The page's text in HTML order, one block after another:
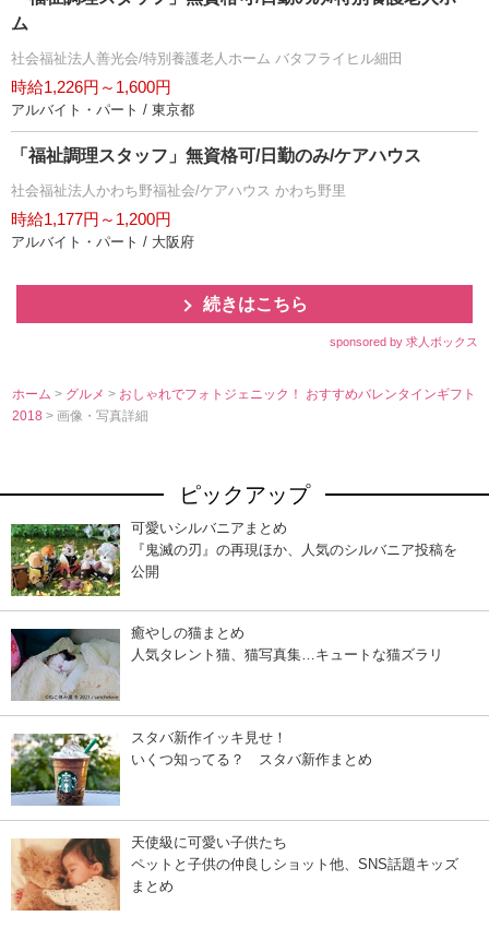
ム
社会福祉法人善光会/特別養護老人ホーム バタフライヒル細田
時給1,226円～1,600円
アルバイト・パート / 東京都
「福祉調理スタッフ」無資格可/日勤のみ/ケアハウス
社会福祉法人かわち野福祉会/ケアハウス かわち野里
時給1,177円～1,200円
アルバイト・パート / 大阪府
続きはこちら
sponsored by 求人ボックス
ホーム > グルメ> おしゃれでフォトジェニック！ おすすめバレンタインギフト
2018> 画像・写真詳細
ピックアップ
可愛いシルバニアまとめ
『鬼滅の刃』の再現ほか、人気のシルバニア投稿を
公開
癒やしの猫まとめ
人気タレント猫、猫写真集…キュートな猫ズラリ
スタバ新作イッキ見せ！
いくつ知ってる？ スタバ新作まとめ
天使級に可愛い子供たち
ペットと子供の仲良しショット他、SNS話題キッズ
まとめ